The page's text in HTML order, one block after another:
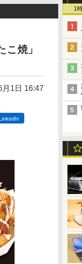
1
焼」
月1日 16:47
LinkedIn